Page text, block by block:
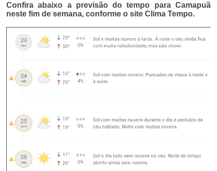
Confira abaixo a previsão do tempo para Camapuã
neste fim de semana, conforme o site Clima Tempo.